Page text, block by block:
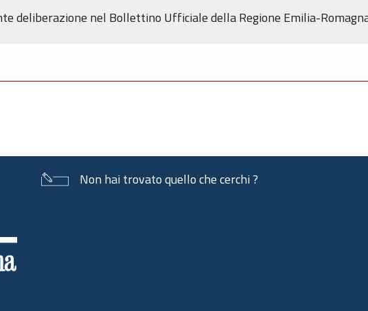
deliberazione nel Bollettino Ufficiale della Regione Emilia-
Non hai trovato quello che cerchi ?